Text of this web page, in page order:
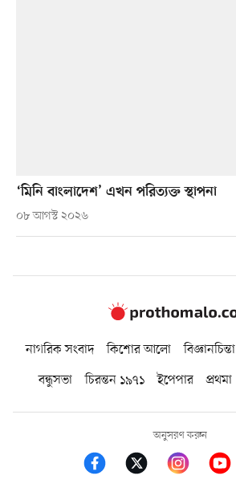
‘মিনি বাংলাদেশ’ এখন পরিত্যক্ত স্থাপনা
০৮ আগস্ট ২০২৬
নাগরিক সংবাদ কিশোর আলো বিজ্ঞানচিন্তা
বন্ধুসভা
চিরন্তন ১৯৭১ ইপেপার প্রথমা
অনুসরণ করুন